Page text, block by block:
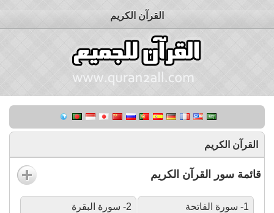
القرآن الكريم
القرآن الكريم
قائمة سور القرآن الكريم
1- سورة الفاتحة 2- سورة البقرة